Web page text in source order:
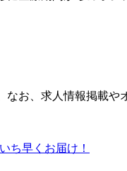
お、求人情報掲載や